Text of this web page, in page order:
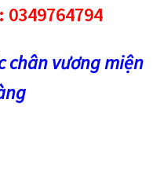
0349764794
chân vương miện